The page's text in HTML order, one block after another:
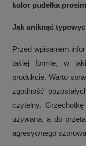
kolor pudełka
Jak uniknąć
Przed wpisaniem
takiej formie, w
produkcie. Warto
zgodność
czytelny.
używana, a do
agresywnego